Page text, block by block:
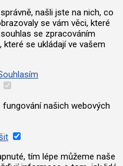
našli jste na nich, co
se vám věci, které
se zpracováním
se ukládají ve vašem
našich webových
tím lépe můžeme naše